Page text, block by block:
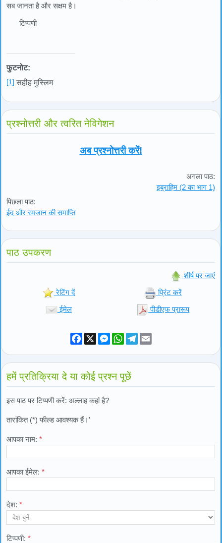
सब जानता है और सक्षम है।
टिप्पणी
फुटनोट:
[1] सहीह मुस्लिम
प्रश्नोत्तरी और त्वरित नेविगेशन
अब प्रश्नोत्तरी करें!
पिछला पाठ:
ईद और रमजान की समाप्ति
अगला पाठ:
इब्राहिम (2 का भाग 1)
पाठ उपकरण
शीर्ष पर जाएं
रेटिंग दें प्रिंट करें
ईमेल पीडीएफ प्रारूप
Facebook
X Messenger
WhatsApp
Telegram
हमें प्रतिक्रिया दे या कोई प्रश्न पूछें
इस पाठ पर टिप्पणी करें: अल्लाह कहां है?
तारांकित (*) फील्ड आवश्यक हैं।'
आपका नाम: *
आपका ईमेल: *
देश: *
टिप्पणी: *